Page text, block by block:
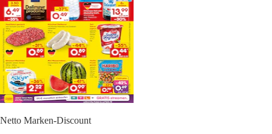
Netto Marken-Discount